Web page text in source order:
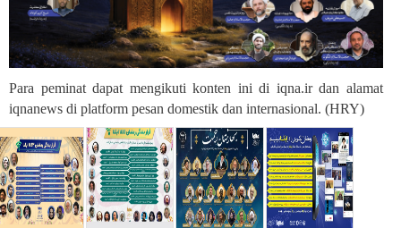
Para peminat dapat mengikuti konten ini di iqna.ir dan alamat
iqnanews di platform pesan domestik dan internasional. (HRY)